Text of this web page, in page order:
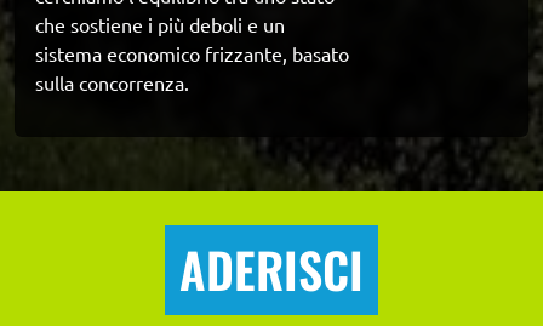
che sostiene i più deboli e un
sistema economico frizzante, basato
sulla concorrenza.
ADERISCI